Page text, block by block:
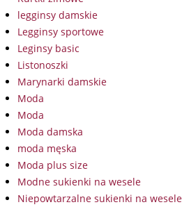
legginsy damskie
Legginsy sportowe
Leginsy basic
Listonoszki
Marynarki damskie
Moda
Moda
Moda damska
moda męska
Moda plus size
Modne sukienki na wesele
Niepowtarzalne sukienki na wesele